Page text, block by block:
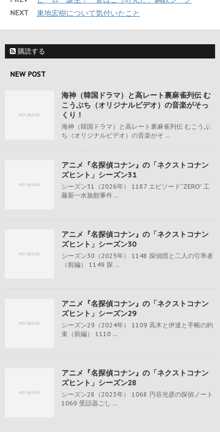
NEXT 東地宏樹について気付いたこと
購読する
NEW POST
海神（韓国ドラマ）と高レート裏麻雀列伝 む
こうぶち（オリジナルビデオ）の音楽がそっ
くり！
海神（韓国ドラマ）と高レート裏麻雀列伝 むこうぶ
ち（オリジナルビデオ）の音楽がそ ...
アニメ『名探偵コナン』の「ネクストコナン
ズヒント」シーズン31
シーズン31（2026年） 1187 エピソード“ZERO” 工
藤新一水族館事件 ...
アニメ『名探偵コナン』の「ネクストコナン
ズヒント」シーズン30
シーズン30（2025年） 1148 探偵団と二人の引率者
（前編） 1149 探 ...
アニメ『名探偵コナン』の「ネクストコナン
ズヒント」シーズン29
シーズン29（2024年） 1109 高木と伊達と手帳の約
束（前編） 1110 ...
アニメ『名探偵コナン』の「ネクストコナン
ズヒント」シーズン28
シーズン28（2023年） 1068 円谷光彦の探偵ノート
1069 受話器ごし ...